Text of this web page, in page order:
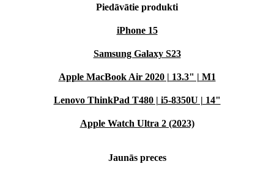
Piedāvātie produkti
iPhone 15
Samsung Galaxy S23
Apple MacBook Air 2020 | 13.3" | M1
Lenovo ThinkPad T480 | i5-8350U | 14"
Apple Watch Ultra 2 (2023)
Jaunās preces